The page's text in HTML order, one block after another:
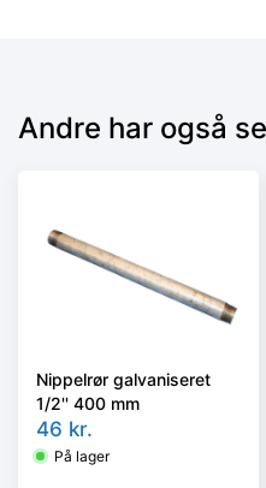
Andre har også
Nippelrør galvaniseret
1/2'' 400 mm
46 kr.
På lager